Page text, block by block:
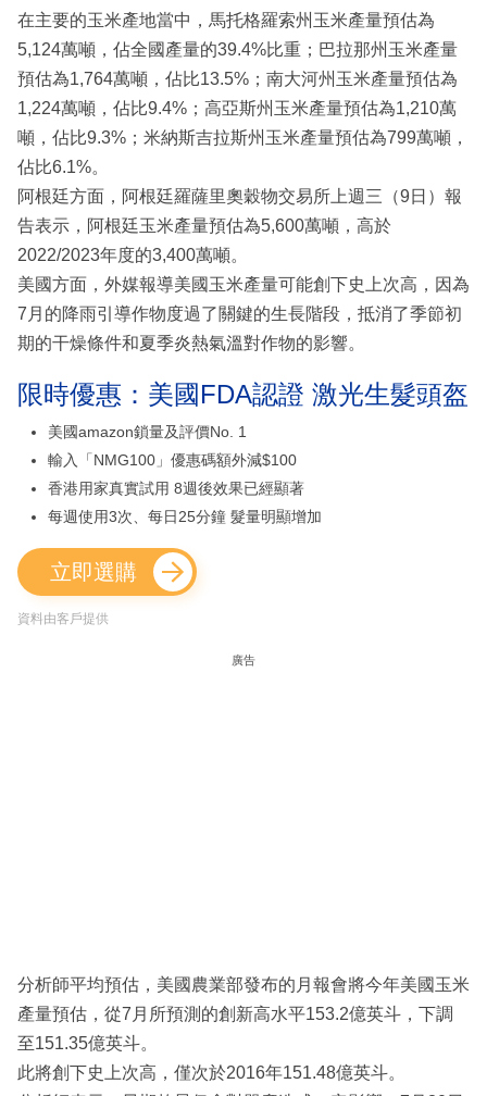
在主要的玉米產地當中，馬托格羅索州玉米產量預估為
5,124萬噸，佔全國產量的39.4%比重；巴拉那州玉米產量
預估為1,764萬噸，佔比13.5%；南大河州玉米產量預估為
1,224萬噸，佔比9.4%；高亞斯州玉米產量預估為1,210萬
噸，佔比9.3%；米納斯吉拉斯州玉米產量預估為799萬噸，
佔比6.1%。
阿根廷方面，阿根廷羅薩里奧穀物交易所上週三（9日）報
告表示，阿根廷玉米產量預估為5,600萬噸，高於
2022/2023年度的3,400萬噸。
美國方面，外媒報導美國玉米產量可能創下史上次高，因為
7月的降雨引導作物度過了關鍵的生長階段，抵消了季節初
期的干燥條件和夏季炎熱氣溫對作物的影響。
限時優惠：美國FDA認證 激光生髮頭盔
美國amazon鎖量及評價No. 1
輸入「NMG100」優惠碼額外減$100
香港用家真實試用 8週後效果已經顯著
每週使用3次、每日25分鐘 髮量明顯增加
立即選購
資料由客戶提供
廣告
分析師平均預估，美國農業部發布的月報會將今年美國玉米
產量預估，從7月所預測的創新高水平153.2億英斗，下調
至151.35億英斗。
此將創下史上次高，僅次於2016年151.48億英斗。